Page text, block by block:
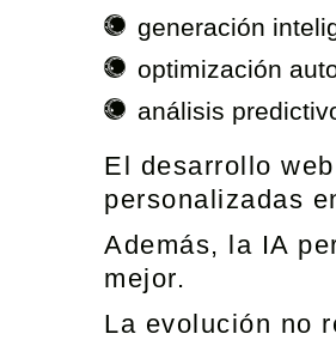
generación
optimización
análisis
El desarrollo
personalizadas
Además, la IA
mejor.
La evolución no